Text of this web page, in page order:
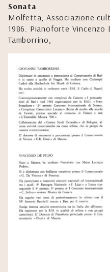
Sonata
Molfetta, Associazione
1986. Pianoforte Vincenzo
Tamborrino,